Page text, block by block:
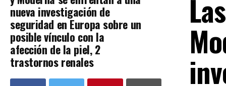
nueva investigación de
seguridad en Europa sobre un
posible vínculo con la
afección de la piel, 2
trastornos renales